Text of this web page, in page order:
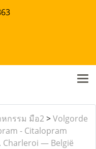
กรรม มือ2>Volgorde
- Citalopram
Charleroi — België